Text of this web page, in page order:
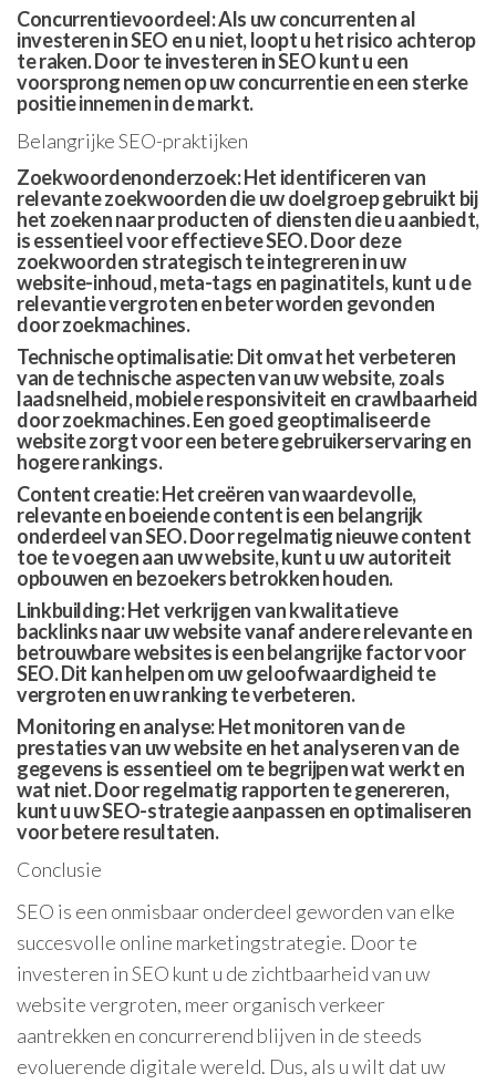
Concurrentievoordeel: Als uw concurrenten al
investeren in SEO en u niet, loopt u het risico achterop
te raken. Door te investeren in SEO kunt u een
voorsprong nemen op uw concurrentie en een sterke
positie innemen in de markt.
Belangrijke SEO-praktijken
Zoekwoordenonderzoek: Het identificeren van
relevante zoekwoorden die uw doelgroep gebruikt bij
het zoeken naar producten of diensten die u aanbiedt,
is essentieel voor effectieve SEO. Door deze
zoekwoorden strategisch te integreren in uw
website-inhoud, meta-tags en paginatitels, kunt u de
relevantie vergroten en beter worden gevonden
door zoekmachines.
Technische optimalisatie: Dit omvat het verbeteren
van de technische aspecten van uw website, zoals
laadsnelheid, mobiele responsiviteit en crawlbaarheid
door zoekmachines. Een goed geoptimaliseerde
website zorgt voor een betere gebruikerservaring en
hogere rankings.
Content creatie: Het creëren van waardevolle,
relevante en boeiende content is een belangrijk
onderdeel van SEO. Door regelmatig nieuwe content
toe te voegen aan uw website, kunt u uw autoriteit
opbouwen en bezoekers betrokken houden.
Linkbuilding: Het verkrijgen van kwalitatieve
backlinks naar uw website vanaf andere relevante en
betrouwbare websites is een belangrijke factor voor
SEO. Dit kan helpen om uw geloofwaardigheid te
vergroten en uw ranking te verbeteren.
Monitoring en analyse: Het monitoren van de
prestaties van uw website en het analyseren van de
gegevens is essentieel om te begrijpen wat werkt en
wat niet. Door regelmatig rapporten te genereren,
kunt u uw SEO-strategie aanpassen en optimaliseren
voor betere resultaten.
Conclusie
SEO is een onmisbaar onderdeel geworden van elke
succesvolle online marketingstrategie. Door te
investeren in SEO kunt u de zichtbaarheid van uw
website vergroten, meer organisch verkeer
aantrekken en concurrerend blijven in de steeds
evoluerende digitale wereld. Dus, als u wilt dat uw